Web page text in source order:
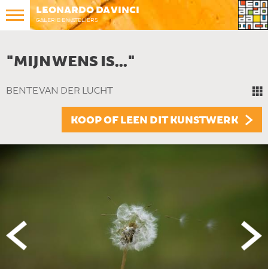
LEONARDO DA VINCI
GALERIE EN ATELIERS
"MIJN WENS IS..."
BENTE VAN DER LUCHT
KOOP OF LEEN DIT KUNSTWERK